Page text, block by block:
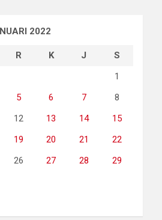
2022
R K J
S
1
5 6 7
8
12 13 14
15
19 20 21
22
26 27 28
29